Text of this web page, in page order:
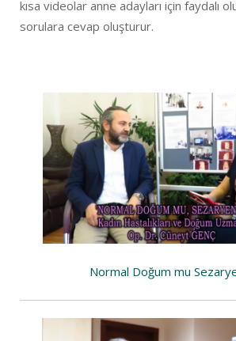
kısa videolar anne adayları için faydalı
sorulara cevap oluşturur.
Normal Doğum mu